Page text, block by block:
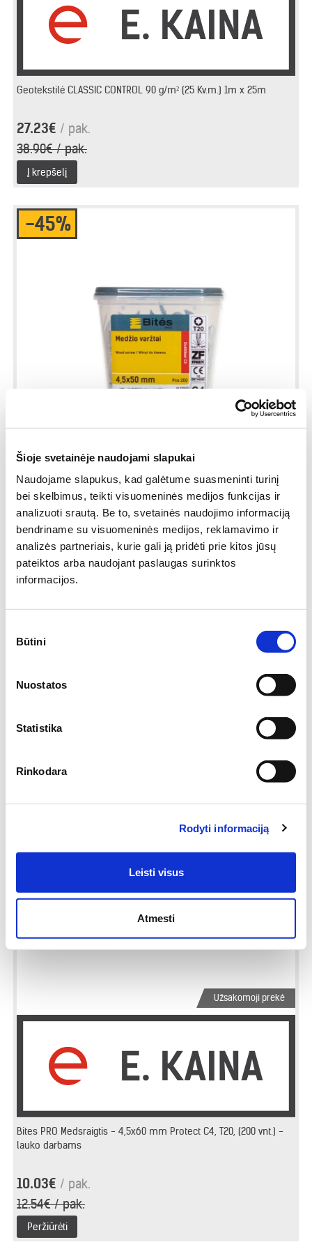
Šioje svetainėje naudojami slapukai
Naudojame slapukus, kad galėtume suasmeninti turinį
bei skelbimus, teikti visuomeninės medijos funkcijas ir
analizuoti srautą. Be to, svetainės naudojimo informaciją
bendriname su visuomeninės medijos, reklamavimo ir
analizės partneriais, kurie gali ją pridėti prie kitos jūsų
pateiktos arba naudojant paslaugas surinktos
informacijos.
pasirinkimas
Būtini
Nuostatos
Statistika
Rinkodara
Rodyti informaciją
Leisti visus
Atmesti
Geotekstilė CLASSIC CONTROL 90 g/m² (25 Kv.m.) 1m x 25m
27.23€ / pak.
38.90€ / pak.
Į krepšelį
-45%
Užsakomoji prekė
Bites PRO Medsraigtis - 4,5x60 mm Protect C4, T20, (200 vnt.) -
lauko darbams
10.03€ / pak.
12.54€ / pak.
Peržiūrėti